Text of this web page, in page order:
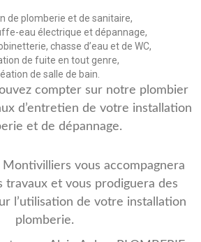
de plomberie et de sanitaire,
eau électrique et dépannage,
chasse d’eau et de WC,
de fuite en tout genre,
de salle de bain.
compter sur notre plombier
d’entretien de votre installation
et de dépannage.
vous accompagnera
travaux et vous prodiguera des
l’utilisation de votre installation
plomberie.